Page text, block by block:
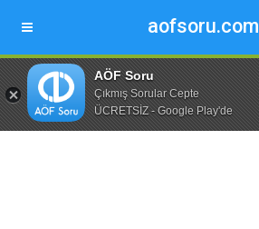
aofsoru.com
AÖF Soru
Çıkmış Sorular Cepte
ÜCRETSİZ - Google Play'de